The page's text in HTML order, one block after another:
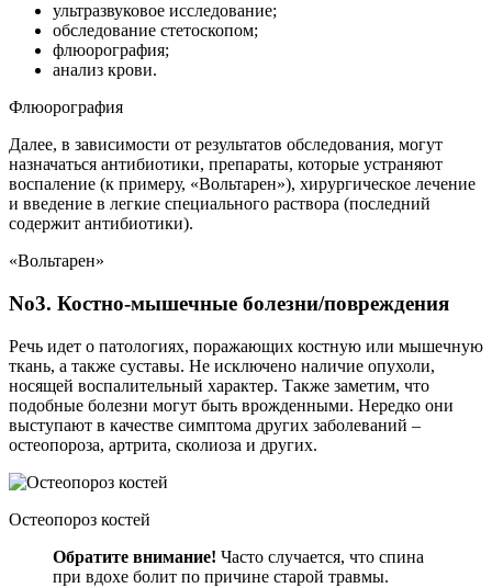
ультразвуковое исследование;
обследование стетоскопом;
флюорография;
анализ крови.
Флюорография
Далее, в зависимости от результатов обследования, могут
назначаться антибиотики, препараты, которые устраняют
воспаление (к примеру, «Вольтарен»), хирургическое лечение
и введение в легкие специального раствора (последний
содержит антибиотики).
«Вольтарен»
No3. Костно-мышечные болезни/повреждения
Речь идет о патологиях, поражающих костную или мышечную
ткань, а также суставы. Не исключено наличие опухоли,
носящей воспалительный характер. Также заметим, что
подобные болезни могут быть врожденными. Нередко они
выступают в качестве симптома других заболеваний –
остеопороза, артрита, сколиоза и других.
Остеопороз костей
Обратите внимание! Часто случается, что спина
при вдохе болит по причине старой травмы.